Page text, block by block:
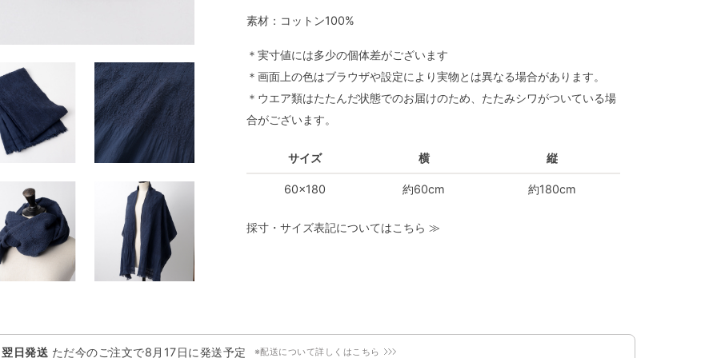
素材：コットン100%
＊実寸値には多少の個体差がございます
＊画面上の色はブラウザや設定により実物とは異なる場合があります。
＊ウエア類はたたんだ状態でのお届けのため、たたみシワがついている場
合がございます。
サイズ 横 縦
60x180 約60cm 約180cm
採寸・サイズ表記についてはこちら ≫
日発送 ただ今のご注文で8月17日に発送予定 ※配送について詳しくはこちら